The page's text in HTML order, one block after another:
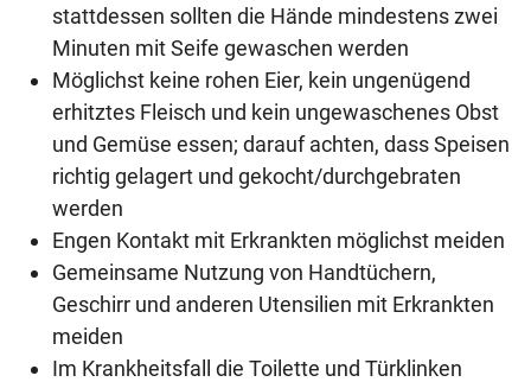
stattdessen sollten die Hände mindestens zwei
Minuten mit Seife gewaschen werden
Möglichst keine rohen Eier, kein ungenügend
erhitztes Fleisch und kein ungewaschenes Obst
und Gemüse essen; darauf achten, dass Speisen
richtig gelagert und gekocht/durchgebraten
werden
Engen Kontakt mit Erkrankten möglichst meiden
Gemeinsame Nutzung von Handtüchern,
Geschirr und anderen Utensilien mit Erkrankten
meiden
Im Krankheitsfall die Toilette und Türklinken